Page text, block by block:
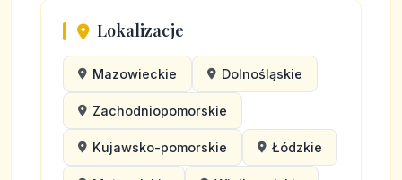
Lokalizacje
Mazowieckie Dolnośląskie
Zachodniopomorskie
Kujawsko-pomorskie Łódzkie